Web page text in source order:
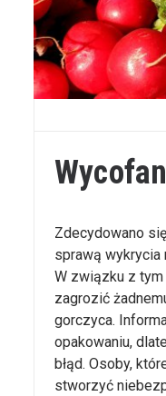
Zdecydowano
sprawą wykrycia
W związku z
zagrozić
gorczyca.
opakowaniu,
błąd. Osoby,
stworzyć